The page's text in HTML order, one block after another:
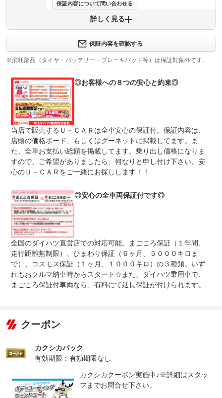
保証内容について問い合わせる
車両本体価格
修理）につき、「車両販売価格（車両本体価格税込み）」
とさせていただきます。
免責金 無し
保証修理
受付先
当店または当社系列２８店舗、または全国のダイハツディ
ーラー整備工場
法定整備
整備付 法定12ヶ月または法定24ヶ月点検整備付
※車検なし・車検整備付の場合は法定24ヶ月点検整備付
※商用車は6ヶ月または12ヶ月点検整備付
法定整備
定期点検整備：付、定期点検整備料金：車両価格に含む
詳しく見る
保証内容を確認する
※消耗部品（タイヤ・バッテリー・ブレーキパッド等）は保証対象外です。
◎お客様への８つの安心と約束◎
当店で販売するＵ－ＣＡＲは全車安心の保証付。保証内容は、
店頭の価格ボード、もしくはグーネットに掲載してます。ま
た、全車お支払い総額を掲載してます。乗り出し価格になりま
すので、ご希望がありましたら、何なりと申し付け下さい。安
心のＵ－ＣＡＲをご一緒にお探しします！！
◎安心の全車両保証付です◎
全国のダイハツ直営店での対応可能。まごころ保証（１年間、
走行距離無制限）、ひまわり保証（６ヶ月、５０００キロま
で）、コスモス保証（１ヶ月、１０００キロ）の３種類。いず
れもおクルマ納車時からスタート☆また、ダイハツ乗用車で、
まごころ保証付車両なら、有料にて延長保証が付けられます。
クーポン
カクシカパック
有効期限：有効期限なし
カクシカクーポン実施中♪※詳細はスタッ
フまでお問合せ下さい。